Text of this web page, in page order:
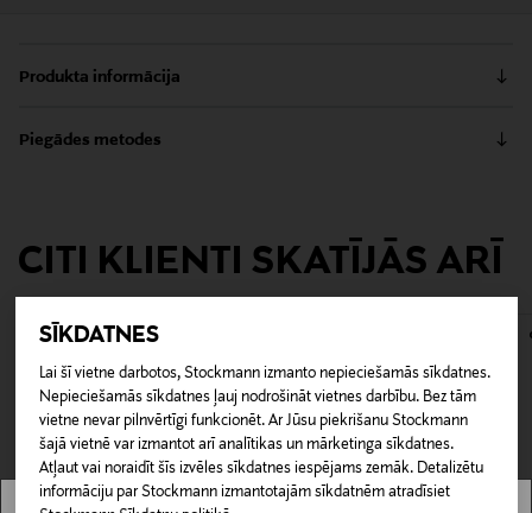
SĪKDATNES
Lai šī vietne darbotos, Stockmann izmanto nepieciešamās sīkdatnes.
Nepieciešamās sīkdatnes ļauj nodrošināt vietnes darbību. Bez tām
vietne nevar pilnvērtīgi funkcionēt. Ar Jūsu piekrišanu Stockmann
šajā vietnē var izmantot arī analītikas un mārketinga sīkdatnes.
Atļaut vai noraidīt šīs izvēles sīkdatnes iespējams zemāk. Detalizētu
informāciju par Stockmann izmantotajām sīkdatnēm atradīsiet
Produkta informācija
un koka rokturi, kas izgatavots no dižskābarža.
142309368
Materiāls
Koks, zirga sari
Krāsa
Piegādes metodes
Piegāde uz saņemšanas punktu
CITI KLIENTI SKATĪJĀS ARĪ